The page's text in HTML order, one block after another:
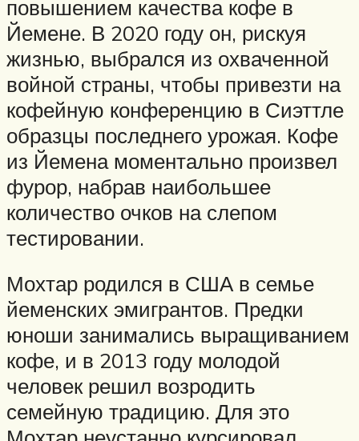
повышением качества кофе в
Йемене. В 2020 году он, рискуя
жизнью, выбрался из охваченной
войной страны, чтобы привезти на
кофейную конференцию в Сиэттле
образцы последнего урожая. Кофе
из Йемена моментально произвел
фурор, набрав наибольшее
количество очков на слепом
тестировании.
Мохтар родился в США в семье
йеменских эмигрантов. Предки
юноши занимались выращиванием
кофе, и в 2013 году молодой
человек решил возродить
семейную традицию. Для это